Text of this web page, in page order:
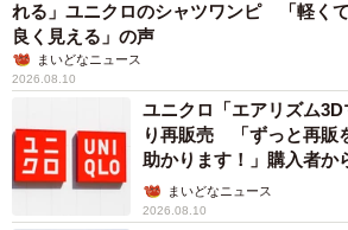
暗殺者のティーポットの製作風景は、
「ユニークコウサク」でも見ることが
ルでは、他にも数々のユニークな3Dプ
工作が紹介されているので、ご興味の
ただきたい。
【gangi-manさん関連情報】
れる」ユニクロのシャツワンピ 「軽く
良く見える」の声
まいどなニュース
2026.08.10
ユニクロ「エアリズム
り再販売 「ずっと再販
助かります！」購入者か
まいどなニュース
2026.08.10